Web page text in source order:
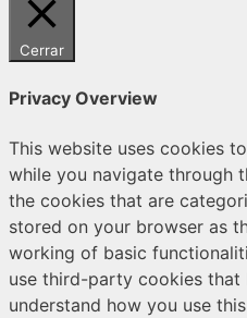
Cerrar
Privacy Overview
This website uses cookies
while you navigate through
the cookies that are
stored on your browser as
working of basic
use third-party cookies that
understand how you use